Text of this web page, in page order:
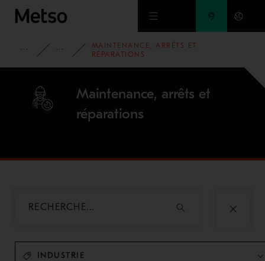
Passer au contenu principal
PRODUITS ET SERVICES
SERVICES
MAINTENANCE, ARRÊTS ET
RÉPARATIONS
Maintenance, arrêts et
réparations
INDUSTRIE